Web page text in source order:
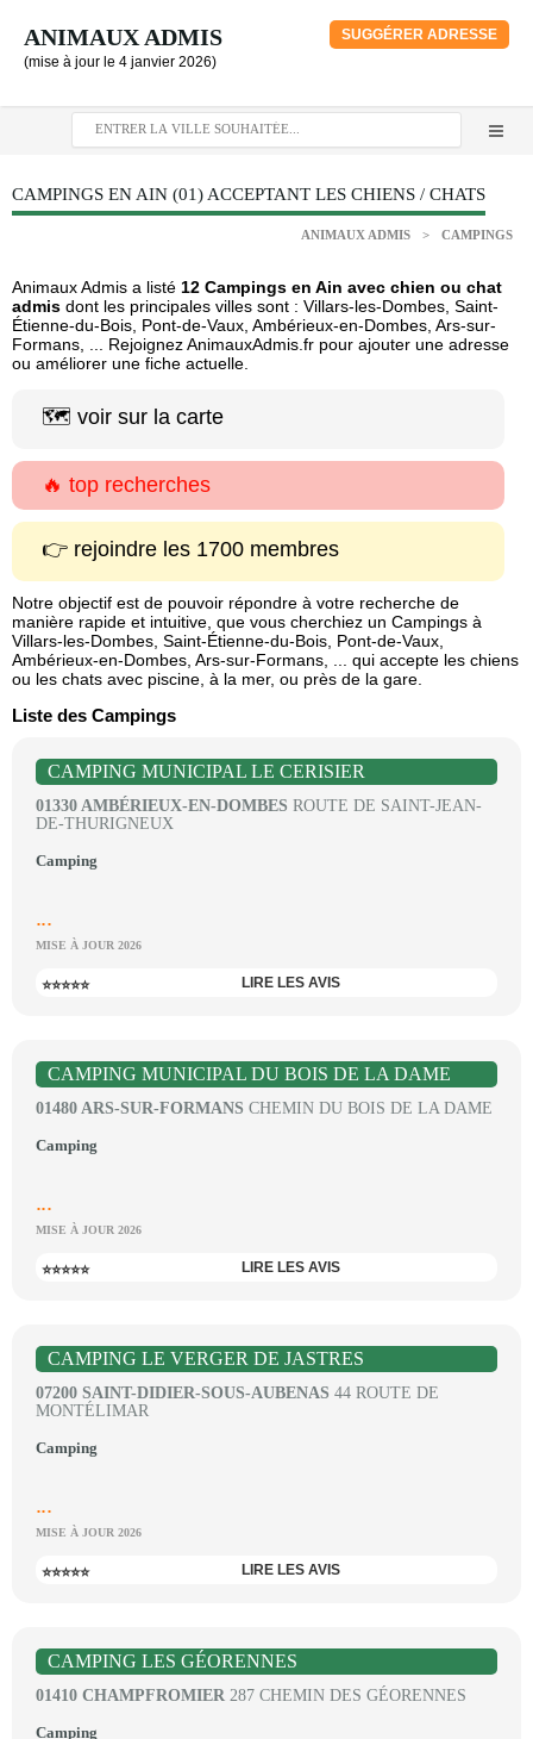
ANIMAUX ADMIS
(mise à jour le 4 janvier 2026)
SUGGÉRER ADRESSE
CAMPINGS EN AIN (01) ACCEPTANT LES CHIENS / CHATS
ANIMAUX ADMIS > CAMPINGS
Animaux Admis a listé 12 Campings en Ain avec chien ou chat
admis dont les principales villes sont : Villars-les-Dombes, Saint-
Étienne-du-Bois, Pont-de-Vaux, Ambérieux-en-Dombes, Ars-sur-
Formans, ... Rejoignez AnimauxAdmis.fr pour ajouter une adresse
ou améliorer une fiche actuelle.
🗺️ voir sur la carte
🔥 top recherches
👉 rejoindre les 1700 membres
Notre objectif est de pouvoir répondre à votre recherche de
manière rapide et intuitive, que vous cherchiez un Campings à
Villars-les-Dombes, Saint-Étienne-du-Bois, Pont-de-Vaux,
Ambérieux-en-Dombes, Ars-sur-Formans, ... qui accepte les chiens
ou les chats avec piscine, à la mer, ou près de la gare.
Liste des Campings
CAMPING MUNICIPAL LE CERISIER
01330 AMBÉRIEUX-EN-DOMBES ROUTE DE SAINT-JEAN-
DE-THURIGNEUX
Camping
...
MISE À JOUR 2026
⭐⭐⭐⭐⭐ LIRE LES AVIS
CAMPING MUNICIPAL DU BOIS DE LA DAME
01480 ARS-SUR-FORMANS CHEMIN DU BOIS DE LA DAME
Camping
...
MISE À JOUR 2026
⭐⭐⭐⭐⭐ LIRE LES AVIS
CAMPING LE VERGER DE JASTRES
07200 SAINT-DIDIER-SOUS-AUBENAS 44 ROUTE DE
MONTÉLIMAR
Camping
...
MISE À JOUR 2026
⭐⭐⭐⭐⭐ LIRE LES AVIS
CAMPING LES GÉORENNES
01410 CHAMPFROMIER 287 CHEMIN DES GÉORENNES
Camping